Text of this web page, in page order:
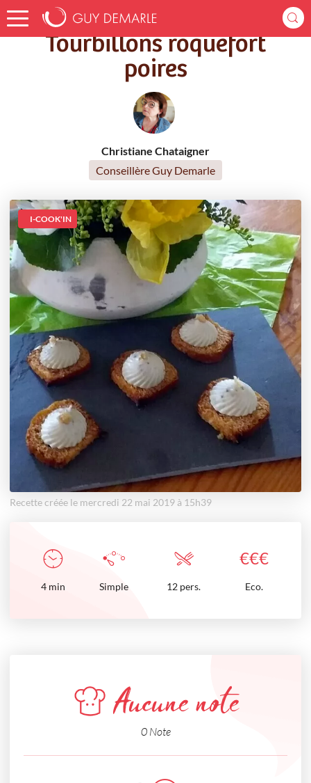
Accueil Recettes Tourbillons roquefort poires
Tourbillons roquefort
poires
Christiane Chataigner
Conseillère Guy Demarle
I-COOK'IN
Recette créée le mercredi 22 mai 2019 à 15h39
€€€
4 min Simple 12 pers. Eco.
Aucune note
0 Note